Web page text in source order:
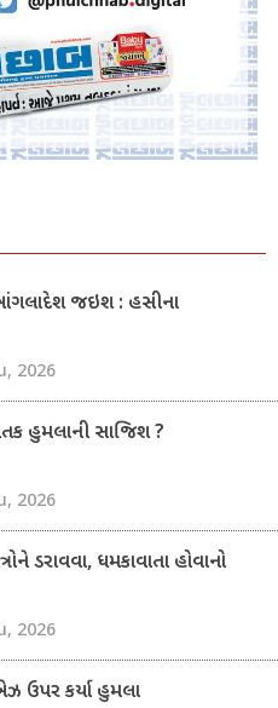
જઇશ : હસીના
2026
હુમલાની સાજિશ ?
2026
ડરાવવા, ધમકાવાતા હોવાનો
2026
ઉપર કર્યા હુમલા